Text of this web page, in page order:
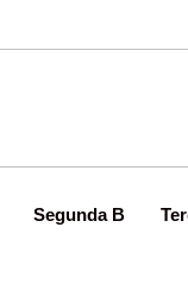
Segunda B